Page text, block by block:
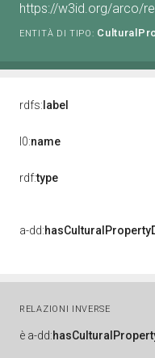
https://w3id.org/arco/
ENTITÀ DI TIPO:
rdfs: label
l0:name
rdf:type
a-dd:
RELAZIONI INVERSE
è a-dd: